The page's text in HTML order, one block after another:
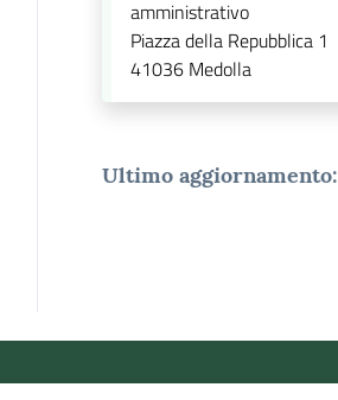
amministrativo
Piazza della Repubblica 1
41036 Medolla
Ultimo aggiornamento: